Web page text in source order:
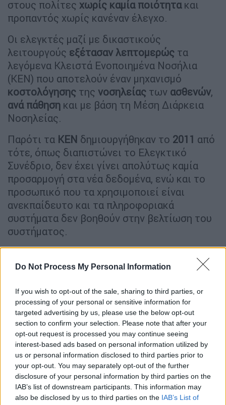
Do Not Process My Personal Information
If you wish to opt-out of the sale, sharing to third parties, or
processing of your personal or sensitive information for
targeted advertising by us, please use the below opt-out
section to confirm your selection. Please note that after your
opt-out request is processed you may continue seeing
interest-based ads based on personal information utilized by
us or personal information disclosed to third parties prior to
your opt-out. You may separately opt-out of the further
disclosure of your personal information by third parties on the
IAB’s list of downstream participants. This information may
also be disclosed by us to third parties on the IAB’s List of
στους πολίτες χωρίς καμία ποιότητακαι
προπαντός χωρίς κανέναν έλεγχο.
Οι ελεγκτές μαζί με δικαστικούς
λειτουργούς εξέτασαν λεπτομερώς τα
λεγόμενα Κλειστά Ενοποιημένα Νοσήλια
(ΚΕΝ) που αποτελούν έναν μηχανισμό
κοστολόγησης της νοσηλείας των ασθενών,
ανά πάθηση και με βάση τη Μέση Διάρκεια
Νοσηλείας.
Παρότι τα ΚΕΝ δημιουργήθηκαν το 2011 από
τότε, όπως διαπιστώνει το Ελεγκτικό
Συνέδριο, δεν έχει γίνει απολύτως καμία
προσαρμογή στα νέα δεδομένα, ενώ και το
προσωπικό που τα χρησιμοποιεί είναι
ανεκπαίδευτο και τα πληροφοριακά
συστήματα δεν βοηθούν στην βελτίωση του
συστήματος.
Τα αποτελέσματα των ελέγχων που έγιναν
είχαν ως στόχο όπως τονίζεται: «Το
μεθόδου κοστολόγησης - αποζημίωσης των
παρεχομένων υπηρεσιών υγείας, ώστε να
μειωθούν οι δαπάνες και να αυξηθεί η
ποιότητα των υπηρεσιών».
Τα συμπεράσματα για τα νοσοκομεία
Τα συμπεράσματα που προκύπτουν από τους
ελέγχους, δείχνουν πόσασαθρά είναι τα
θεμέλια του ΕΣΥκαι προφανώς θα πρέπει να